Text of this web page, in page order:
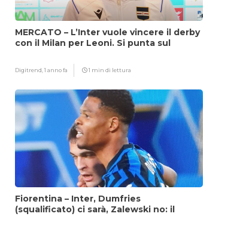
MERCATO – L’Inter vuole vincere il derby
con il Milan per Leoni. Si punta sul
Digitrend,1 anno fa 1 min di lettura
Fiorentina – Inter, Dumfries
(squalificato) ci sarà, Zalewski no: il